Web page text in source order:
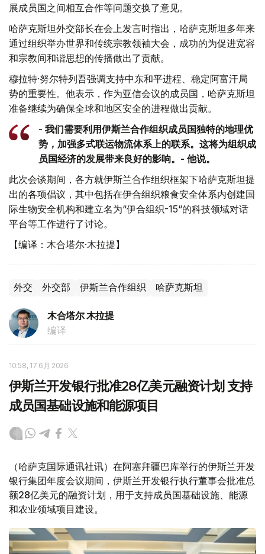
展成员国之间相互合作等问题交换了意见。
哈萨克斯坦外交部长在会上发言时指出，哈萨克斯坦多年来
通过组织举办世界和传统宗教领袖大会，成功的为促进宽容
和宗教间和谐思想的传播做出了贡献。
穆拉特·努尔特列吾强调支持中东和平进程、稳定阿富汗局
势的重要性。他表示，作为亚信会议的成员国，哈萨克斯坦
准备继续为确保全球和地区安全的进程做出贡献。
- 我们需要利用伊斯兰合作组织成员国独特的地理优
势，加强多式联运物流体系上的联系。这将为组织成
员国经济的发展带来良好的影响。- 他说。
此次会谈期间，各方就伊斯兰合作组织框架下哈萨克斯坦提
出的各项倡议，其中包括在伊合组织粮食安全体系内创建国
际生物安全机构和建立名为“伊合组织-15“的科技领域对话
平台等工作进行了讨论。
【编译：木合塔尔·木拉提】
外交 外交部 伊斯兰合作组织 哈萨克斯坦
木合塔尔 木拉提
编译
10:58, 17 6月 2026
伊斯兰开发银行批准28亿美元融资计划 支持
成员国基础设施和能源项目
（哈萨克国际通讯社讯）在阿塞拜疆巴库举行的伊斯兰开发
银行集团年度会议期间，伊斯兰开发银行执行董事会批准总
额28亿美元的融资计划，用于支持成员国基础设施、能源
和农业领域项目建设。